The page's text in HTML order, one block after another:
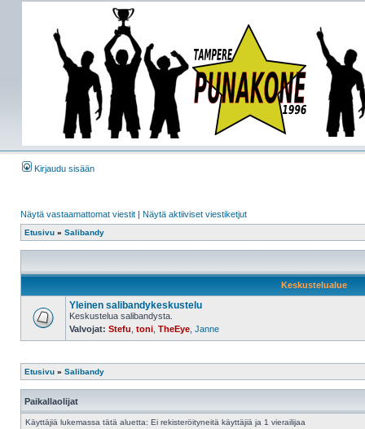
Kirjaudu sisään
Näytä vastaamattomat viestit | Näytä aktiiviset viestiketjut
Etusivu » Salibandy
Keskustelualue
Yleinen salibandykeskustelu
Keskustelua salibandysta.
Valvojat: Stefu toni TheEye Janne
Etusivu » Salibandy
Paikallaolijat
Käyttäjiä lukemassa tätä aluetta: Ei rekisteröityneitä käyttäjiä ja 1 vierailijaa